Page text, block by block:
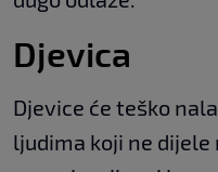
Djevica
Djevice će teško
ljudima koji ne